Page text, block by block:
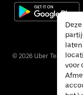
© 2026 Uber
voor